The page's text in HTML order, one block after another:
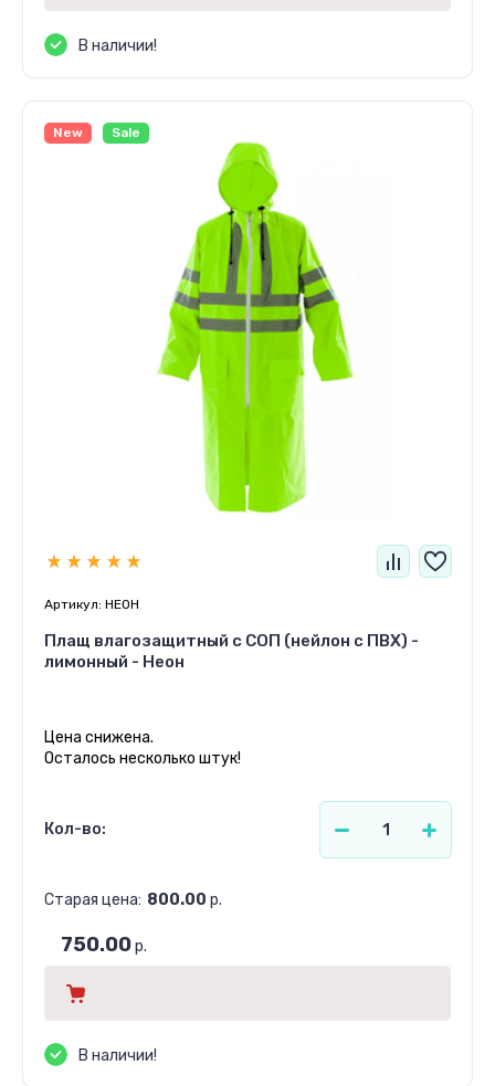
В наличии!
New Sale
Артикул: HEOH
Плащ влагозащитный с СОП (нейлон с ПВХ) -
лимонный - Неон
Цена снижена.
Осталось несколько штук!
Кол-во:
Старая цена: 800.00 р.
750.00р.
В наличии!